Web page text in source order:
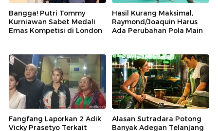
Bangga! Putri Tommy
Kurniawan Sabet Medali
Emas Kompetisi di London
Hasil Kurang Maksimal,
Raymond/Joaquin Harus
Ada Perubahan Pola Main
Fangfang Laporkan 2 Adik
Vicky Prasetyo Terkait
Alasan Sutradara Potong
Banyak Adegan Telanjang